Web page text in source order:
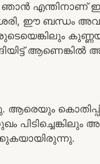
ഞാൻ എന്തിനാണ്
ഈ ബന്ധം
ആണെങ്കിൽ
ആരെയും
പിടിച്ചെങ്കിലും